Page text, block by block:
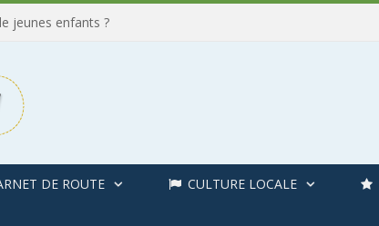
jeunes enfants ?
DE ROUTE CULTURE LOCALE